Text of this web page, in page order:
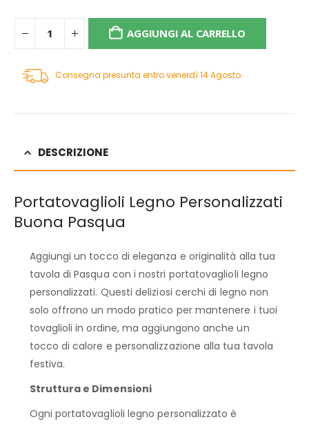
AGGIUNGI AL CARRELLO
Consegna presunta entro venerdì 14 Agosto
DESCRIZIONE
Portatovaglioli Legno Personalizzati
Buona Pasqua
Aggiungi un tocco di eleganza e originalità alla tua
tavola di Pasqua con i nostri portatovaglioli legno
personalizzati. Questi deliziosi cerchi di legno non
solo offrono un modo pratico per mantenere i tuoi
tovaglioli in ordine, ma aggiungono anche un
tocco di calore e personalizzazione alla tua tavola
festiva.
Struttura e Dimensioni
Ogni portatovaglioli legno personalizzato è